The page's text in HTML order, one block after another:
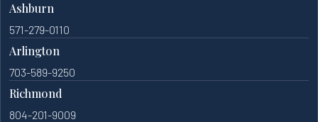
Ashburn
571-279-0110
Arlington
703-589-9250
Richmond
804-201-9009